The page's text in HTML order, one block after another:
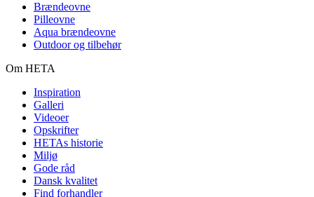
Brændeovne
Pilleovne
Aqua brændeovne
Outdoor og tilbehør
Om HETA
Inspiration
Galleri
Videoer
Opskrifter
HETAs historie
Miljø
Gode råd
Dansk kvalitet
Find forhandler